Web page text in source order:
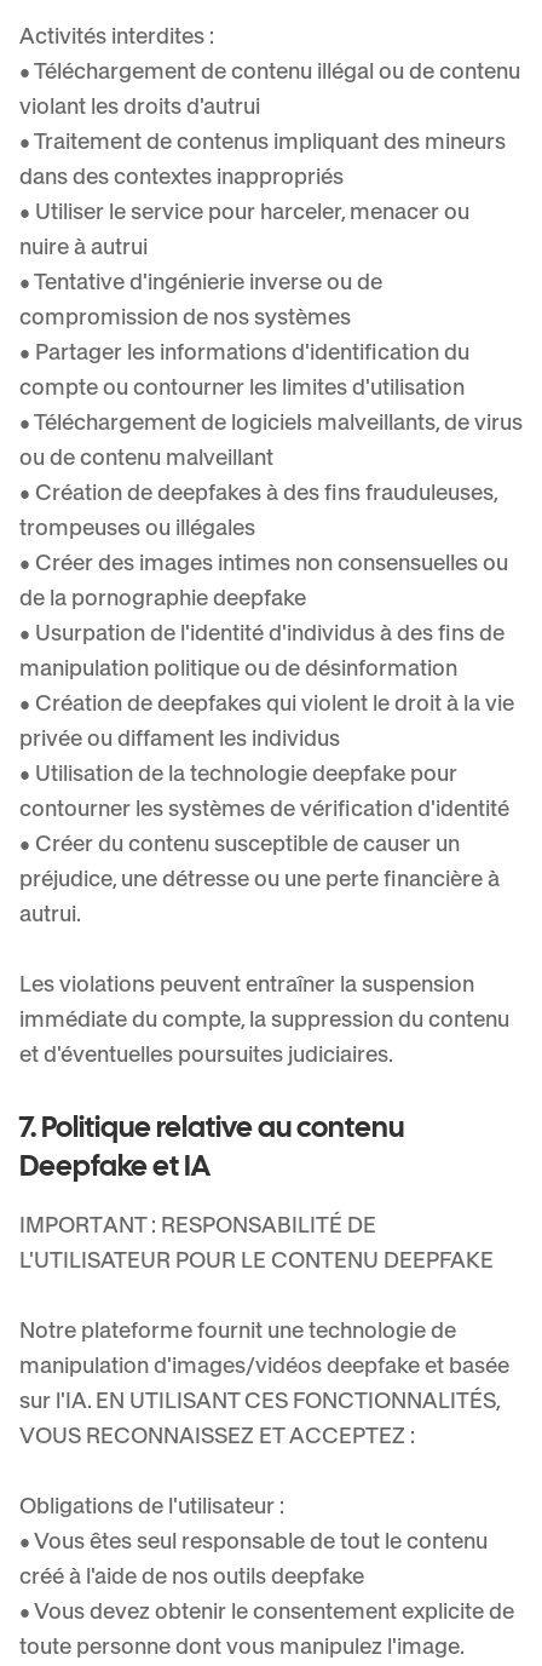
Activités interdites :
• Téléchargement de contenu illégal ou de contenu
violant les droits d'autrui
• Traitement de contenus impliquant des mineurs
dans des contextes inappropriés
• Utiliser le service pour harceler, menacer ou
nuire à autrui
• Tentative d'ingénierie inverse ou de
compromission de nos systèmes
• Partager les informations d'identification du
compte ou contourner les limites d'utilisation
• Téléchargement de logiciels malveillants, de virus
ou de contenu malveillant
• Création de deepfakes à des fins frauduleuses,
trompeuses ou illégales
• Créer des images intimes non consensuelles ou
de la pornographie deepfake
• Usurpation de l'identité d'individus à des fins de
manipulation politique ou de désinformation
• Création de deepfakes qui violent le droit à la vie
privée ou diffament les individus
• Utilisation de la technologie deepfake pour
contourner les systèmes de vérification d'identité
• Créer du contenu susceptible de causer un
préjudice, une détresse ou une perte financière à
autrui.
Les violations peuvent entraîner la suspension
immédiate du compte, la suppression du contenu
et d'éventuelles poursuites judiciaires.
7. Politique relative au contenu
Deepfake et IA
IMPORTANT : RESPONSABILITÉ DE
L'UTILISATEUR POUR LE CONTENU DEEPFAKE
Notre plateforme fournit une technologie de
manipulation d'images/vidéos deepfake et basée
sur l'IA. EN UTILISANT CES FONCTIONNALITÉS,
VOUS RECONNAISSEZ ET ACCEPTEZ :
Obligations de l'utilisateur :
• Vous êtes seul responsable de tout le contenu
créé à l'aide de nos outils deepfake
• Vous devez obtenir le consentement explicite de
toute personne dont vous manipulez l'image.